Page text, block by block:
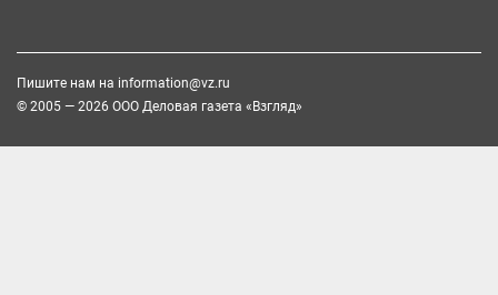
Пишите нам на information@vz.ru
© 2005 — 2026 ООО Деловая газета «Взгляд»